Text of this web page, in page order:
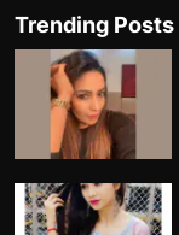
Trending Posts